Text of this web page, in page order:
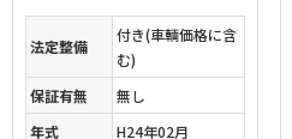
法定整備
付き(車輌価格に含
む)
保証有無
無し
年式
H24年02月